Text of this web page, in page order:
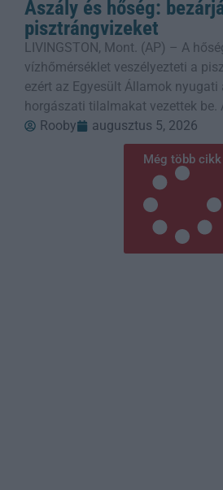
Aszály és hőség:
pisztrángvizeket
LIVINGSTON, Mont. (AP) – A
vízhőmérséklet veszélyezteti a
ezért az Egyesült Államok
horgászati tilalmakat vezettek
Rooby
augusztus 5, 2026
Még több cikk